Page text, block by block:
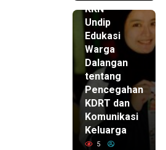
KKN
Undip
Edukasi
Warga
Dalangan
tentang
Pencegahan
KDRT dan
Komunikasi
Keluarga
5